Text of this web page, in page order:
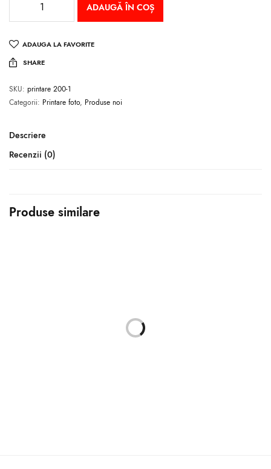
ADAUGĂ ÎN COȘ
ADAUGA LA FAVORITE
SHARE
SKU: printare 200-1
Categorii: Printare foto, Produse noi
Descriere
Recenzii (0)
Produse similare